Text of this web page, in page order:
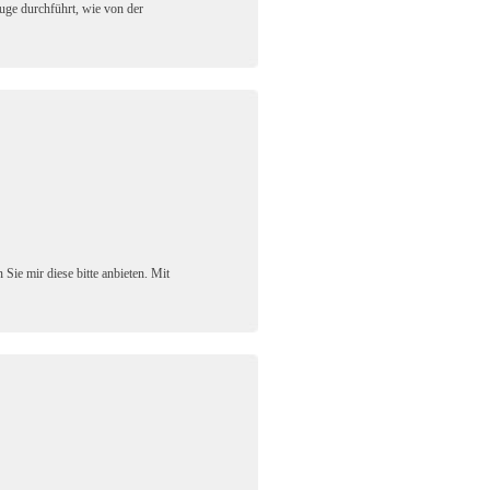
durchführt, wie von der
mir diese bitte anbieten. Mit